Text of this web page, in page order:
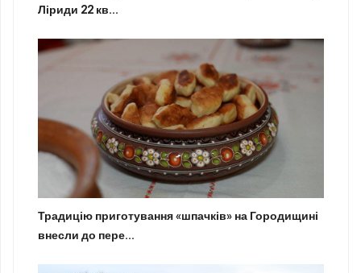
Ліриди 22 кв...
Традицію приготування «шпачків» на Городищині
внесли до пере...